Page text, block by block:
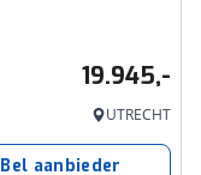
19.945,-
UTRECHT
Bel aanbieder